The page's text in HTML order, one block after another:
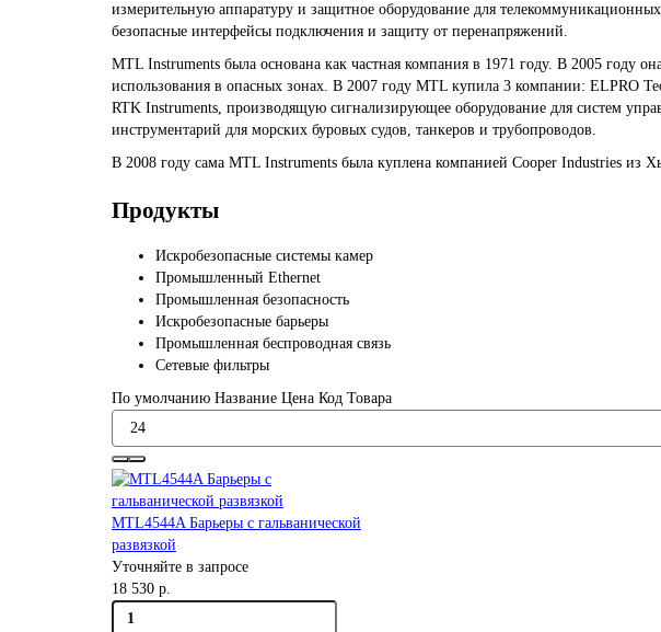
измерительную аппаратуру и защитное оборудование для
безопасные интерфейсы подключения и защиту от перенапряжений.
MTL Instruments была основана как частная компания в 1971 году. В 2005 году
использования в опасных зонах. В 2007 году MTL купила 3 компании: ELPRO
RTK Instruments, производящую сигнализирующее оборудование для систем
инструментарий для морских буровых судов, танкеров и трубопроводов.
В 2008 году сама MTL Instruments была куплена компанией Cooper Industries
Продукты
Искробезопасные системы камер
Промышленный Ethernet
Промышленная безопасность
Искробезопасные барьеры
Промышленная беспроводная связь
Сетевые фильтры
По умолчанию Название Цена Код Товара
MTL4544A Барьеры с гальванической
развязкой
Уточняйте в запросе
18 530 р.